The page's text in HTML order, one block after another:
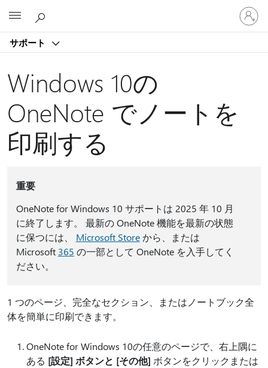
サポート
ア
カ
ウ
Windows 10の
OneNote でノートを
印刷する
重要
OneNote for Windows 10 サポートは 2025 年 10 月
に終了します。 最新の OneNote 機能を最新の状態
に保つには、 Microsoft Storeから、または
Microsoft 365 の一部として OneNote を入手してく
ださい。
1 つのページ、完全なセクション、またはノートブック全
体を簡単に印刷できます。
OneNote for Windows 10の任意のページで、右上隅に
ある [設定] ボタンと [その他] ボタンをクリックまたは